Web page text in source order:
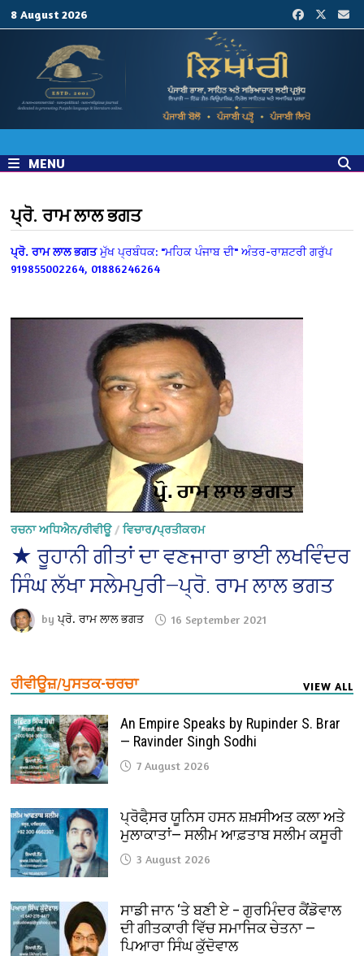
8 August 2026
MENU
ਪ੍ਰੋ. ਰਾਮ ਲਾਲ ਭਗਤ
ਪ੍ਰੋ. ਰਾਮ ਲਾਲ ਭਗਤ ਮੁੱਖ ਪ੍ਰਬੰਧਕ: "ਮਹਿਕ ਪੰਜਾਬ ਦੀ" ਅੰਤਰ-ਰਾਸ਼ਟਰੀ ਗਰੁੱਪ
919855002264, 01886246264
ਰਚਨਾ ਅਧਿਐਨ/ਰੀਵੀਊ/ਵਿਚਾਰ/ਪ੍ਰਤੀਕਰਮ
★ ਰੂਹਾਨੀ ਗੀਤਾਂ ਦਾ ਵਣਜਾਰਾ ਭਾਈ ਲਖਵਿੰਦਰ
ਸਿੰਘ ਲੱਖਾ ਸਲੇਮਪੁਰੀ—ਪ੍ਰੋ. ਰਾਮ ਲਾਲ ਭਗਤ
byਪ੍ਰੋ. ਰਾਮ ਲਾਲ ਭਗਤ 16 September 2021
ਰੀਵੀਊਜ਼/ਪੁਸਤਕ-ਚਰਚਾ VIEW ALL
An Empire Speaks by Rupinder S. Brar
— Ravinder Singh Sodhi
7 August 2026
ਪ੍ਰੋਫੈ਼ਸਰ ਯੂਨਿਸ ਹਸਨ ਸ਼ਖ਼ਸੀਅਤ ਕਲਾ ਅਤੇ
ਮੁਲਾਕਾਤਾਂ— ਸਲੀਮ ਆਫ਼ਤਾਬ ਸਲੀਮ ਕਸੂਰੀ
3 August 2026
ਸਾਡੀ ਜਾਨ ‘ਤੇ ਬਣੀ ਏ – ਗੁਰਮਿੰਦਰ ਕੈਂਡੋਵਾਲ
ਦੀ ਗੀਤਕਾਰੀ ਵਿੱਚ ਸਮਾਜਿਕ ਚੇਤਨਾ —
ਪਿਆਰਾ ਸਿੰਘ ਕੁੱਦੋਵਾਲ